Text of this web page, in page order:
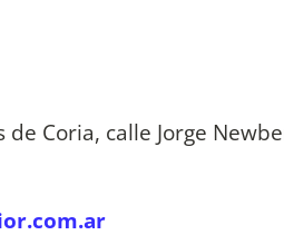
de Coria, calle Jorge